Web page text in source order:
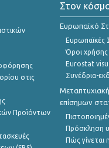
στις
Προϊόντων
Στον
Ευρωπαϊκό
Ευρωπαϊκές
Όροι
Eurostat
Συνέδρια-
επίσημων
Πρόσκληση
Πώς γίνεται